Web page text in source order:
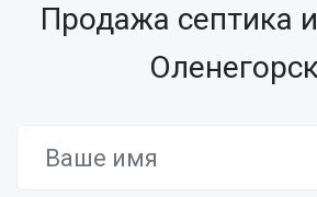
Продажа септика